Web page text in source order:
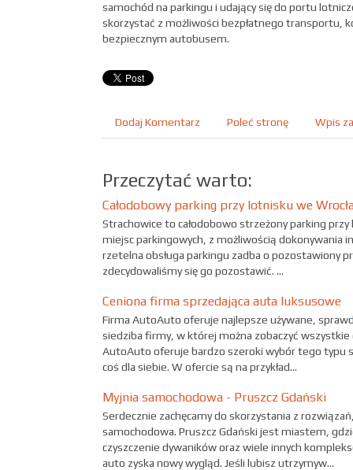
samochód na parkingu i udający się do portu
skorzystać z możliwości bezpłatnego transportu,
bezpiecznym autobusem.
Dodaj Komentarz Poleć stronę Wpis
Przeczytać warto:
Całodobowy parking przy lotnisku we
Strachowice to całodobowo strzeżony parking
miejsc parkingowych, z możliwością dokonywania
rzetelna obsługa parkingu zadba o pozostawiony
zdecydowaliśmy się go pozostawić. ...
Ceniona firma sprzedająca auta luksusowe
Firma AutoAuto oferuje najlepsze używane,
siedziba firmy, w której można zobaczyć
AutoAuto oferuje bardzo szeroki wybór tego typu
coś dla siebie. W ofercie są na przykład...
Myjnia samochodowa - Pruszcz Gdański
Serdecznie zachęcamy do skorzystania z
samochodowa. Pruszcz Gdański jest miastem,
czyszczenie dywaników oraz wiele innych
auto zyska nowy wygląd. Jeśli lubisz utrzymyw...